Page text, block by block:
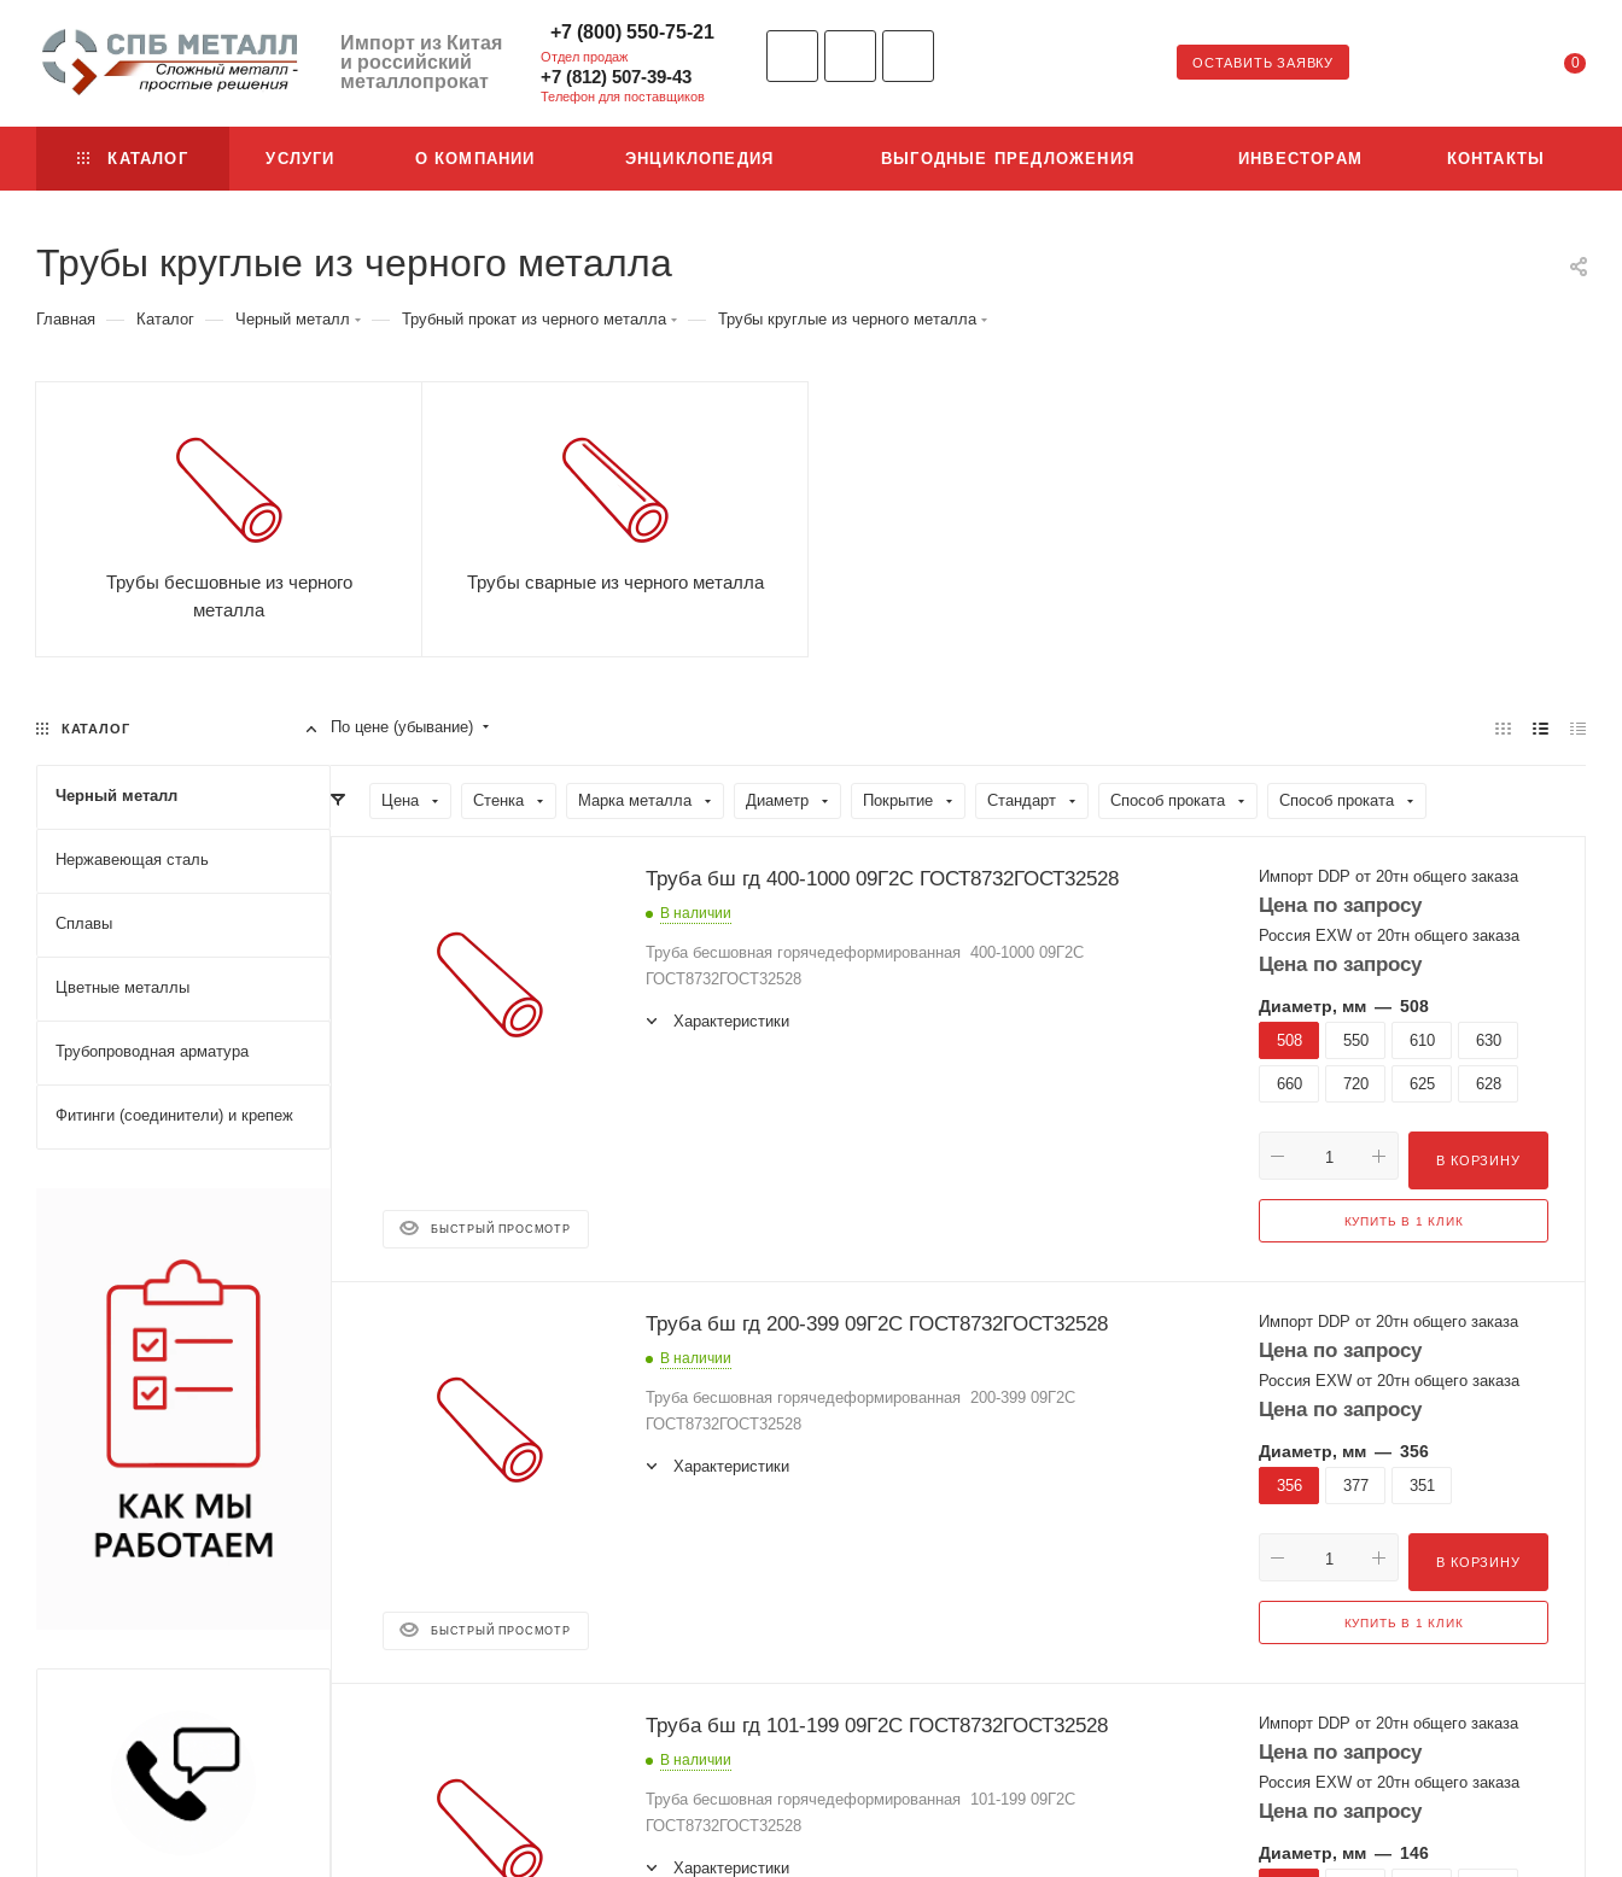
Импорт из Китая
и российский
металлопрокат
+7 (800) 550-75-21
Отдел продаж
+7 (812) 507-39-43
Телефон для поставщиков
ОСТАВИТЬ ЗАЯВКУ 0
КАТАЛОГ УСЛУГИ О КОМПАНИИ ЭНЦИКЛОПЕДИЯ ВЫГОДНЫЕ ПРЕДЛОЖЕНИЯ ИНВЕСТОРАМ КОНТАКТЫ
Трубы круглые из черного металла
Главная — Каталог — Черный металл — Трубный прокат из черного металла — Трубы круглые из черного металла
Трубы бесшовные из черного
металла
Трубы сварные из черного металла
По цене (убывание)
Цена Стенка Марка металла Диаметр Покрытие Стандарт Способ проката Способ проката
БЫСТРЫЙ ПРОСМОТР
Труба бш гд 400-1000 09Г2С ГОСТ8732ГОСТ32528
В наличии
Труба бесшовная горячедеформированная 400-1000 09Г2С
ГОСТ8732ГОСТ32528
Характеристики
Импорт DDP от 20тн общего заказа
Цена по запросу
Россия EXW от 20тн общего заказа
Цена по запросу
Диаметр, мм — 508
508 550 610 630
660 720 625 628
В КОРЗИНУ
КУПИТЬ В 1 КЛИК
БЫСТРЫЙ ПРОСМОТР
Труба бш гд 200-399 09Г2С ГОСТ8732ГОСТ32528
В наличии
Труба бесшовная горячедеформированная 200-399 09Г2С
ГОСТ8732ГОСТ32528
Характеристики
Импорт DDP от 20тн общего заказа
Цена по запросу
Россия EXW от 20тн общего заказа
Цена по запросу
Диаметр, мм — 356
356 377 351
В КОРЗИНУ
КУПИТЬ В 1 КЛИК
Труба бш гд 101-199 09Г2С ГОСТ8732ГОСТ32528
В наличии
Труба бесшовная горячедеформированная 101-199 09Г2С
ГОСТ8732ГОСТ32528
Характеристики
Импорт DDP от 20тн общего заказа
Цена по запросу
Россия EXW от 20тн общего заказа
Цена по запросу
Диаметр, мм — 146
КАТАЛОГ
Черный металл
Нержавеющая сталь
Сплавы
Цветные металлы
Трубопроводная арматура
Фитинги (соединители) и крепеж